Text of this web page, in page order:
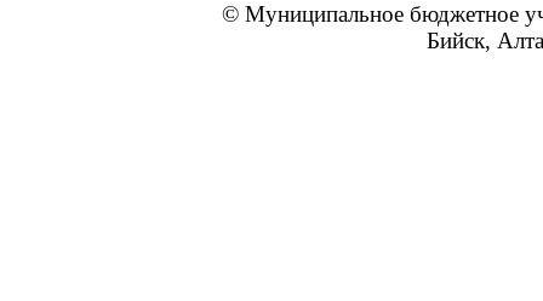
© Муниципальное бюджетное
Бийск,